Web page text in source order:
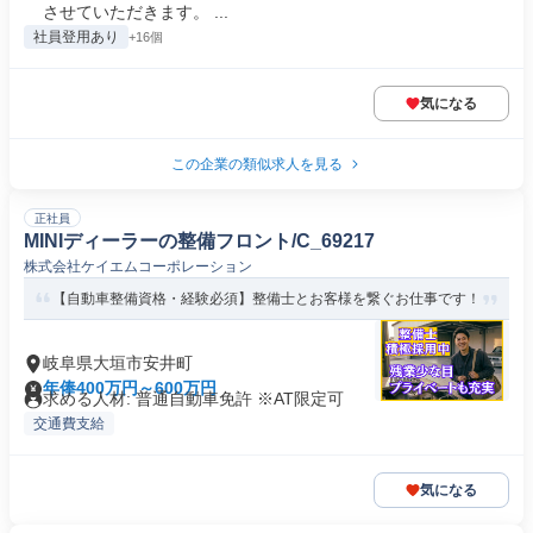
させていただきます。 ...
社員登用あり +16個
気になる
この企業の類似求人を見る
正社員
MINIディーラーの整備フロント/C_69217
株式会社ケイエムコーポレーション
【自動車整備資格・経験必須】整備士とお客様を繋ぐお仕事です！
岐阜県大垣市安井町
年俸400万円～600万円
求める人材: 普通自動車免許 ※AT限定可
交通費支給
気になる